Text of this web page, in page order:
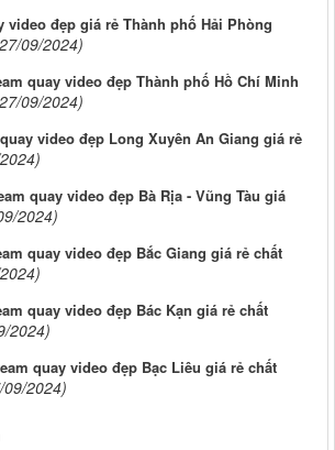
video đẹp giá rẻ Thành phố Hải Phòng
09/2024)
quay video đẹp Thành phố Hồ Chí Minh
09/2024)
video đẹp Long Xuyên An Giang giá rẻ
quay video đẹp Bà Rịa - Vũng Tàu giá
2024)
quay video đẹp Bắc Giang giá rẻ chất
quay video đẹp Bác Kạn giá rẻ chất
2024)
quay video đẹp Bạc Liêu giá rẻ chất
09/2024)